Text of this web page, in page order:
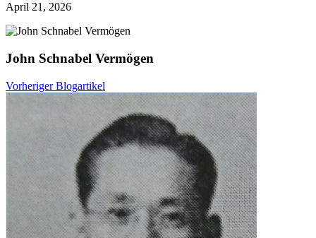
April 21, 2026
John Schnabel Vermögen
Vorheriger Blogartikel